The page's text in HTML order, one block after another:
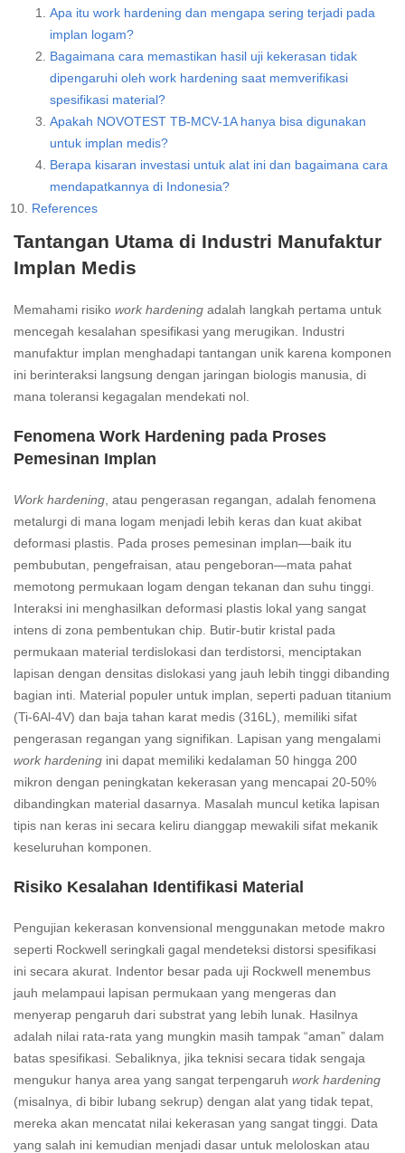
Apa itu work hardening dan mengapa sering terjadi pada
implan logam?
Bagaimana cara memastikan hasil uji kekerasan tidak
dipengaruhi oleh work hardening saat memverifikasi
spesifikasi material?
Apakah NOVOTEST TB-MCV-1A hanya bisa digunakan
untuk implan medis?
Berapa kisaran investasi untuk alat ini dan bagaimana cara
mendapatkannya di Indonesia?
References
Tantangan Utama di Industri Manufaktur
Implan Medis
Memahami risiko work hardening adalah langkah pertama untuk
mencegah kesalahan spesifikasi yang merugikan. Industri
manufaktur implan menghadapi tantangan unik karena komponen
ini berinteraksi langsung dengan jaringan biologis manusia, di
mana toleransi kegagalan mendekati nol.
Fenomena Work Hardening pada Proses
Pemesinan Implan
Work hardening , atau pengerasan regangan, adalah fenomena
metalurgi di mana logam menjadi lebih keras dan kuat akibat
deformasi plastis. Pada proses pemesinan implan—baik itu
pembubutan, pengefraisan, atau pengeboran—mata pahat
memotong permukaan logam dengan tekanan dan suhu tinggi.
Interaksi ini menghasilkan deformasi plastis lokal yang sangat
intens di zona pembentukan chip. Butir-butir kristal pada
permukaan material terdislokasi dan terdistorsi, menciptakan
lapisan dengan densitas dislokasi yang jauh lebih tinggi dibanding
bagian inti. Material populer untuk implan, seperti paduan titanium
(Ti-6Al-4V) dan baja tahan karat medis (316L), memiliki sifat
pengerasan regangan yang signifikan. Lapisan yang mengalami
work hardening ini dapat memiliki kedalaman 50 hingga 200
mikron dengan peningkatan kekerasan yang mencapai 20-50%
dibandingkan material dasarnya. Masalah muncul ketika lapisan
tipis nan keras ini secara keliru dianggap mewakili sifat mekanik
keseluruhan komponen.
Risiko Kesalahan Identifikasi Material
Pengujian kekerasan konvensional menggunakan metode makro
seperti Rockwell seringkali gagal mendeteksi distorsi spesifikasi
ini secara akurat. Indentor besar pada uji Rockwell menembus
jauh melampaui lapisan permukaan yang mengeras dan
menyerap pengaruh dari substrat yang lebih lunak. Hasilnya
adalah nilai rata-rata yang mungkin masih tampak “aman” dalam
batas spesifikasi. Sebaliknya, jika teknisi secara tidak sengaja
mengukur hanya area yang sangat terpengaruh work hardening
(misalnya, di bibir lubang sekrup) dengan alat yang tidak tepat,
mereka akan mencatat nilai kekerasan yang sangat tinggi. Data
yang salah ini kemudian menjadi dasar untuk meloloskan atau